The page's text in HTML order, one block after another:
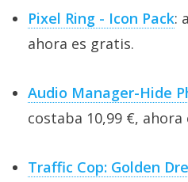
Pixel Ring - Icon Pack:
ahora es gratis.
Audio Manager-Hide
costaba 10,99 €, ahora
Traffic Cop: Golden